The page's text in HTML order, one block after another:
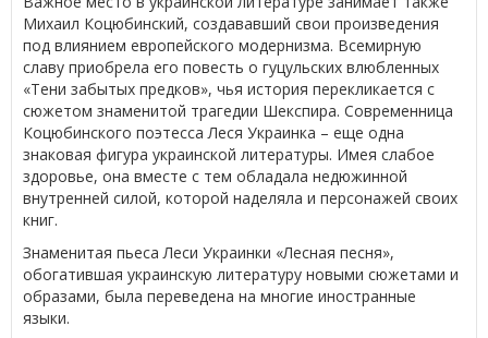
Михаил Коцюбинский, создававший свои произведения
под влиянием европейского модернизма. Всемирную
славу приобрела его повесть о гуцульских влюбленных
«Тени забытых предков», чья история перекликается с
сюжетом знаменитой трагедии Шекспира. Современница
Коцюбинского поэтесса Леся Украинка – еще одна
знаковая фигура украинской литературы. Имея слабое
здоровье, она вместе с тем обладала недюжинной
внутренней силой, которой наделяла и персонажей своих
книг.
Знаменитая пьеса Леси Украинки «Лесная песня»,
обогатившая украинскую литературу новыми сюжетами и
образами, была переведена на многие иностранные
языки.